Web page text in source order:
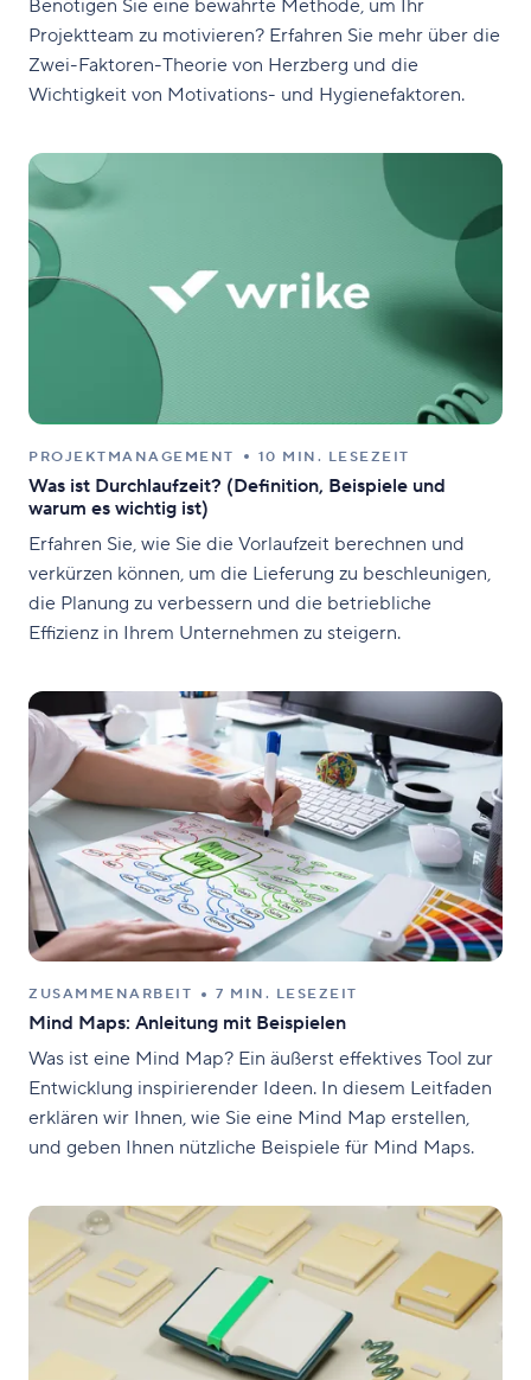
Benötigen Sie eine bewährte Methode, um Ihr
Projektteam zu motivieren? Erfahren Sie mehr über die
Zwei-Faktoren-Theorie von Herzberg und die
Wichtigkeit von Motivations- und Hygienefaktoren.
PROJEKTMANAGEMENT 10 MIN. LESEZEIT
Was ist Durchlaufzeit? (Definition, Beispiele und
warum es wichtig ist)
Erfahren Sie, wie Sie die Vorlaufzeit berechnen und
verkürzen können, um die Lieferung zu beschleunigen,
die Planung zu verbessern und die betriebliche
Effizienz in Ihrem Unternehmen zu steigern.
ZUSAMMENARBEIT 7 MIN. LESEZEIT
Mind Maps: Anleitung mit Beispielen
Was ist eine Mind Map? Ein äußerst effektives Tool zur
Entwicklung inspirierender Ideen. In diesem Leitfaden
erklären wir Ihnen, wie Sie eine Mind Map erstellen,
und geben Ihnen nützliche Beispiele für Mind Maps.